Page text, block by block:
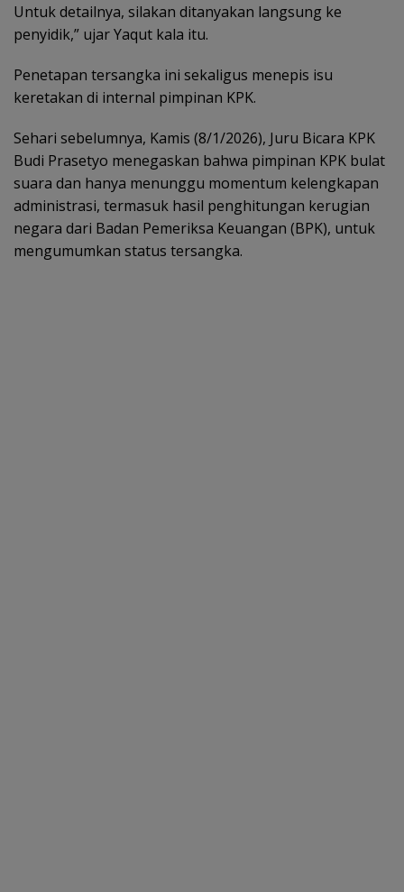
Untuk detailnya, silakan ditanyakan langsung ke
penyidik,” ujar Yaqut kala itu.
Penetapan tersangka ini sekaligus menepis isu
keretakan di internal pimpinan KPK.
Sehari sebelumnya, Kamis (8/1/2026), Juru Bicara KPK
Budi Prasetyo menegaskan bahwa pimpinan KPK bulat
suara dan hanya menunggu momentum kelengkapan
administrasi, termasuk hasil penghitungan kerugian
negara dari Badan Pemeriksa Keuangan (BPK), untuk
mengumumkan status tersangka.